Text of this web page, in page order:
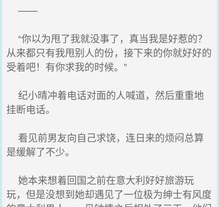
——
“你以为甩了我就没事了，真当我是好惹的？
从来都只有我甩别人的份，接下来的你就好好的
受着吧！有你求我的时候。”
纪小晴冲着电话对面的人喊道，然后重重地
挂断电话。
看见前男友向自己求饶，连日来的烦闷总算
是缓解了不少。
她本来想着回国之前在意大利好好旅游玩
玩，但是没想到她却遇见了一位极为绅士有风度